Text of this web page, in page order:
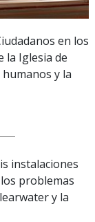
en los
la Iglesia de
y la
instalaciones
problemas
y la